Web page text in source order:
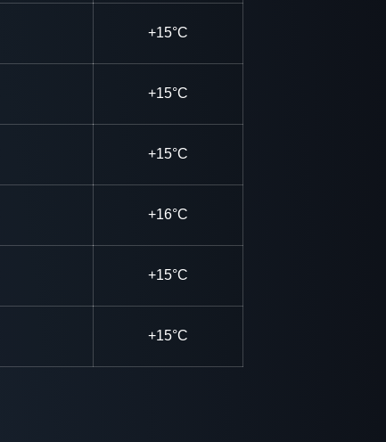
+15°C
+15°C
+15°C
+16°C
+15°C
+15°C